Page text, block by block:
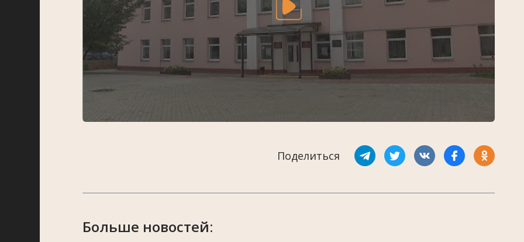
Поделиться
Больше новостей: